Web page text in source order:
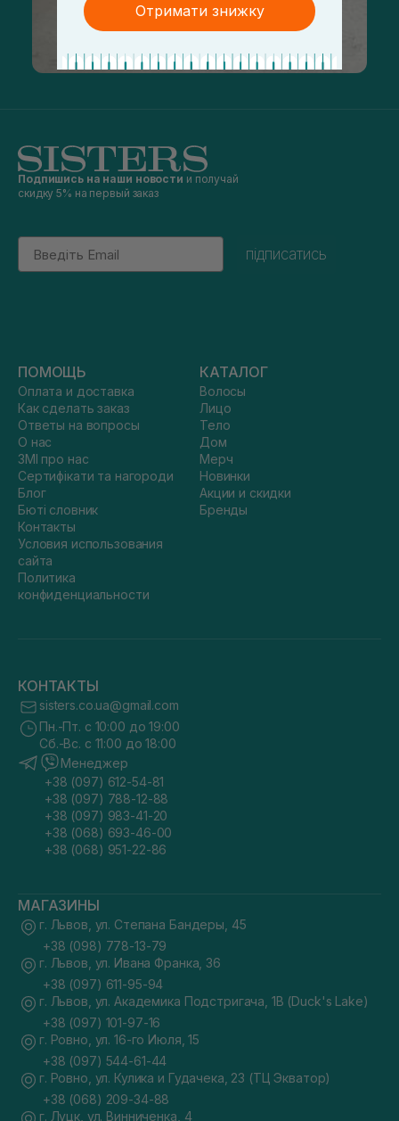
Подпишись на наши новости и получай
скидку 5% на первый заказ
Email
підписатись
ПОМОЩЬ
Оплата и доставка
Как сделать заказ
Ответы на вопросы
О нас
ЗМІ про нас
Сертифікати та нагороди
Блог
Бюті словник
Контакты
Условия использования
сайта
Политика
конфиденциальности
КАТАЛОГ
Волосы
Лицо
Тело
Дом
Мерч
Новинки
Акции и скидки
Бренды
КОНТАКТЫ
sisters.co.ua@gmail.com
Пн.-Пт. с 10:00 до 19:00
Сб.-Вс. с 11:00 до 18:00
Менеджер
+38 (097) 612-54-81
+38 (097) 788-12-88
+38 (097) 983-41-20
+38 (068) 693-46-00
+38 (068) 951-22-86
МАГАЗИНЫ
г. Львов, ул. Степана Бандеры, 45
+38 (098) 778-13-79
г. Львов, ул. Ивана Франка, 36
+38 (097) 611-95-94
г. Львов, ул. Академика Подстригача, 1В (Duck's Lake)
+38 (097) 101-97-16
г. Ровно, ул. 16-го Июля, 15
+38 (097) 544-61-44
г. Ровно, ул. Кулика и Гудачека, 23 (ТЦ Экватор)
+38 (068) 209-34-88
г. Луцк, ул. Винниченка, 4
Отримати знижку